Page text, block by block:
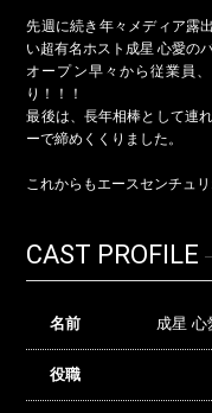
先週に続き年々メディア露
い超有名ホスト成星 心愛の
オープン早々から従業員
り！！！
最後は、長年相棒として連
ーで締めくくりました。
これからもエースセンチュ
CAST PROFILE
名前 成星 心
役職